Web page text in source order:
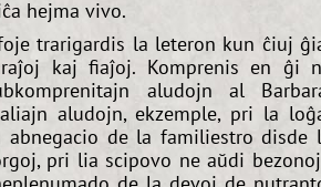
hejma vivo.
trarigardis la leteron kun ĉiuj
kaj fiaĵoj. Komprenis en ĝi
aludojn al
aludojn, ekzemple, pri la
abnegacio de la familiestro disde
pri lia scipovo ne aŭdi